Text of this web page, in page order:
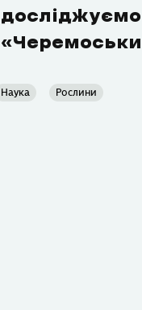
Наука Рослини